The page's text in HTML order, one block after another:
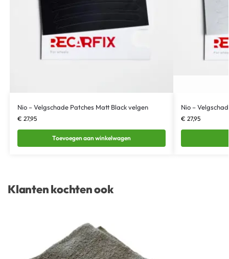
Nio – Velgschade Patches Matt Black velgen
€ 27,95
Toevoegen aan winkelwagen
Nio –
€ 27,95
Klanten kochten ook